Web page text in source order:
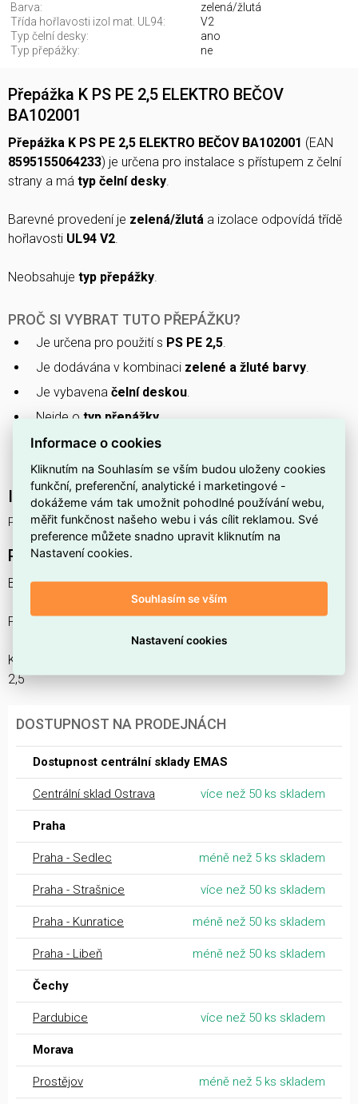
Barva:
zelená/žlutá
Třída hořlavosti izol mat. UL94:
V2
Typ čelní desky:
ano
Typ přepážky:
ne
Přepážka K PS PE 2,5 ELEKTRO BEČOV
BA102001
Přepážka K PS PE 2,5 ELEKTRO BEČOV BA102001 (EAN
8595155064233) je určena pro instalace s přístupem z čelní
strany a má typ čelní desky.
Barevné provedení je zelená/žlutá a izolace odpovídá třídě
hořlavosti UL94 V2.
Neobsahuje typ přepážky.
PROČ SI VYBRAT TUTO PŘEPÁŽKU?
Je určena pro použití s PS PE 2,5.
Je dodávána v kombinaci zelené a žluté barvy.
Je vybavena čelní deskou.
Nejde o typ přepážky
Dodávána pod označením
BA102001
Interní název produktu
Přepážka K PS PE 2,5
Podrobný popis produktu
BA102001
Přepážka K PS PE 2,5
Koncová přepážka pro jednopólové řadové svorky PS PE
2,5
DOSTUPNOST NA PRODEJNÁCH
Dostupnost centrální sklady EMAS
Centrální sklad Ostrava více než 50 ks skladem
Praha
Praha - Sedlec méně než 5 ks skladem
Praha - Strašnice více než 50 ks skladem
Praha - Kunratice méně než 50 ks skladem
Praha - Libeň méně než 50 ks skladem
Čechy
Pardubice více než 50 ks skladem
Morava
Prostějov méně než 5 ks skladem
Informace o cookies
Kliknutím na Souhlasím se vším budou uloženy cookies
funkční, preferenční, analytické i marketingové -
dokážeme vám tak umožnit pohodlné používání webu,
měřit funkčnost našeho webu i vás cílit reklamou. Své
preference můžete snadno upravit kliknutím na
Nastavení cookies.
Souhlasím se vším
Nastavení cookies